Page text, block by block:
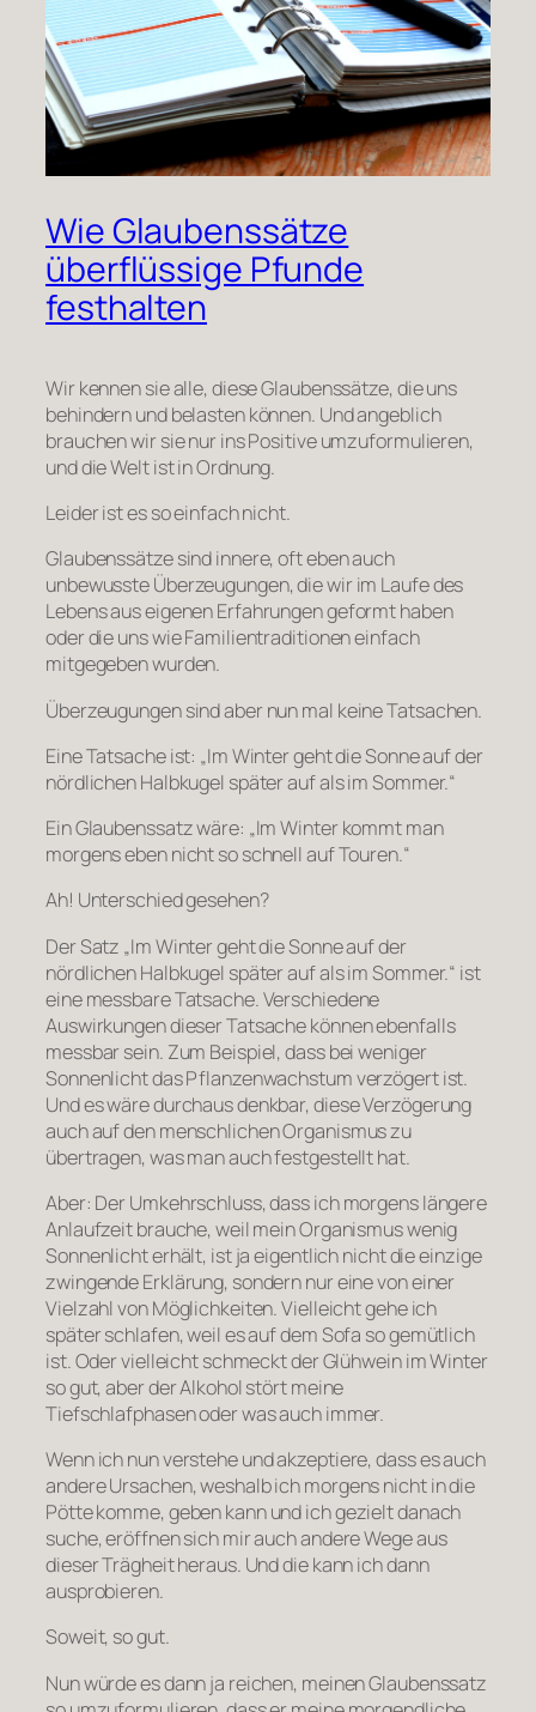
Wie Glaubenssätze
überflüssige Pfunde
festhalten
Wir kennen sie alle, diese Glaubenssätze, die uns
behindern und belasten können. Und angeblich
brauchen wir sie nur ins Positive umzuformulieren,
und die Welt ist in Ordnung.
Leider ist es so einfach nicht.
Glaubenssätze sind innere, oft eben auch
unbewusste Überzeugungen, die wir im Laufe des
Lebens aus eigenen Erfahrungen geformt haben
oder die uns wie Familientraditionen einfach
mitgegeben wurden.
Überzeugungen sind aber nun mal keine Tatsachen.
Eine Tatsache ist: „Im Winter geht die Sonne auf der
nördlichen Halbkugel später auf als im Sommer.“
Ein Glaubenssatz wäre: „Im Winter kommt man
morgens eben nicht so schnell auf Touren.“
Ah! Unterschied gesehen?
Der Satz „Im Winter geht die Sonne auf der
nördlichen Halbkugel später auf als im Sommer.“ ist
eine messbare Tatsache. Verschiedene
Auswirkungen dieser Tatsache können ebenfalls
messbar sein. Zum Beispiel, dass bei weniger
Sonnenlicht das Pflanzenwachstum verzögert ist.
Und es wäre durchaus denkbar, diese Verzögerung
auch auf den menschlichen Organismus zu
übertragen, was man auch festgestellt hat.
Aber: Der Umkehrschluss, dass ich morgens längere
Anlaufzeit brauche, weil mein Organismus wenig
Sonnenlicht erhält, ist ja eigentlich nicht die einzige
zwingende Erklärung, sondern nur eine von einer
Vielzahl von Möglichkeiten. Vielleicht gehe ich
später schlafen, weil es auf dem Sofa so gemütlich
ist. Oder vielleicht schmeckt der Glühwein im Winter
so gut, aber der Alkohol stört meine
Tiefschlafphasen oder was auch immer.
Wenn ich nun verstehe und akzeptiere, dass es auch
andere Ursachen, weshalb ich morgens nicht in die
Pötte komme, geben kann und ich gezielt danach
suche, eröffnen sich mir auch andere Wege aus
dieser Trägheit heraus. Und die kann ich dann
ausprobieren.
Soweit, so gut.
Nun würde es dann ja reichen, meinen Glaubenssatz